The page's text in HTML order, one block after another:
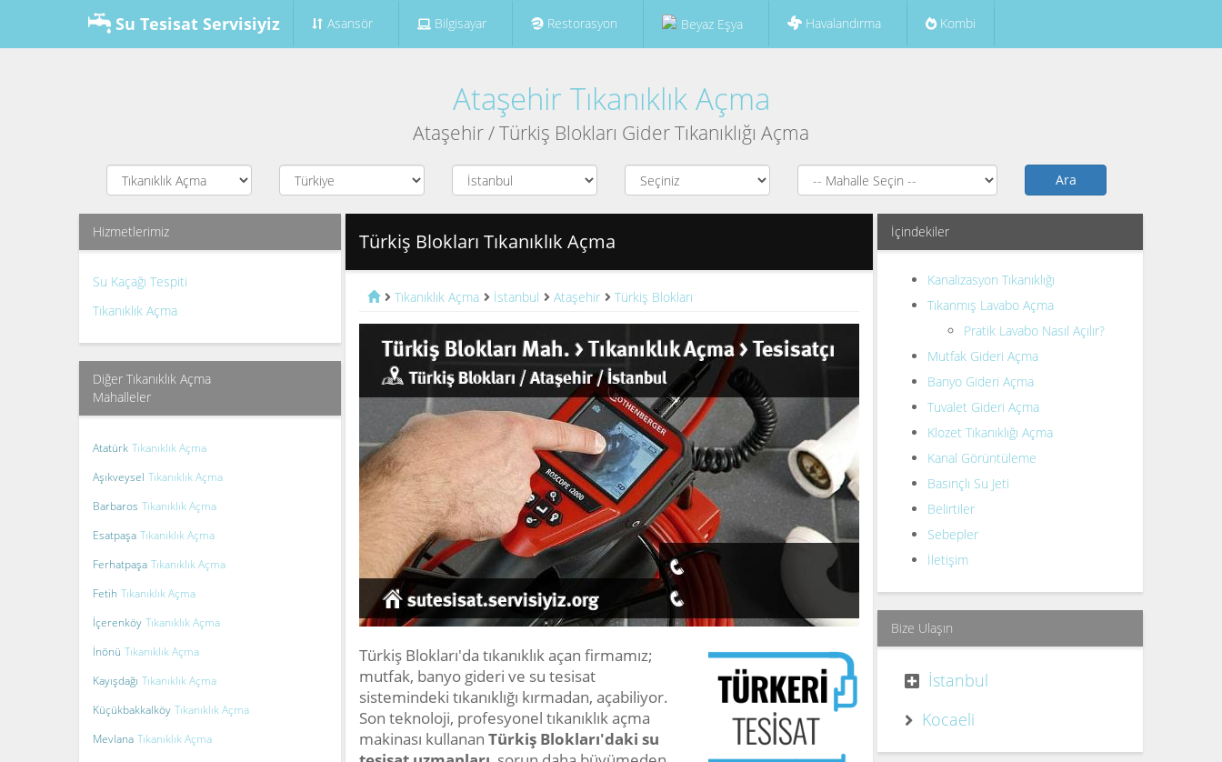
Su Tesisat Servisiyiz Asansör Bilgisayar Restorasyon Beyaz Eşya Havalandırma Kombi
Ataşehir Tıkanıklık Açma
Ataşehir / Türkiş Blokları Gider Tıkanıklığı Açma
Ara
Türkiş Blokları Tıkanıklık Açma
Tıkanıklık Açma İstanbul Ataşehir Türkiş Blokları
Türkiş Blokları'da tıkanıklık açan firmamız;
mutfak, banyo gideri ve su tesisat
sistemindeki tıkanıklığı kırmadan, açabiliyor.
Son teknoloji, profesyonel tıkanıklık açma
makinası kullanan Türkiş Blokları'daki su
Hizmetlerimiz
Su Kaçağı Tespiti
Tıkanıklık Açma
Diğer Tıkanıklık Açma
Mahalleler
Atatürk Tıkanıklık Açma
Aşıkveysel Tıkanıklık Açma
Barbaros Tıkanıklık Açma
Esatpaşa Tıkanıklık Açma
Ferhatpaşa Tıkanıklık Açma
Fetih Tıkanıklık Açma
İçerenköy Tıkanıklık Açma
İnönü Tıkanıklık Açma
Kayışdağı Tıkanıklık Açma
Küçükbakkalköy Tıkanıklık Açma
Mevlana Tıkanıklık Açma
İçindekiler
Kanalizasyon Tıkanıklığı
Tıkanmış Lavabo Açma
Pratik Lavabo Nasıl Açılır?
Mutfak Gideri Açma
Banyo Gideri Açma
Tuvalet Gideri Açma
Klozet Tıkanıklığı Açma
Kanal Görüntüleme
Basınçlı Su Jeti
Belirtiler
Sebepler
İletişim
Bize Ulaşın
İstanbul
Kocaeli